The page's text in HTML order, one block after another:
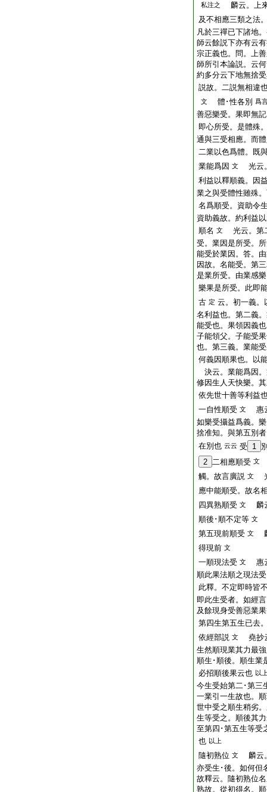
私注之
麟云。上
及不相應三類之法
凡於三禪已下諸地
師云餘説下亦有云
宗正義也。問。上
師所引本論説。云
約多分云下地無捨
説故。二説無相違
文 體･性各別 爲
善惡樂受。果即無
即心所受。是體殊
通與三受相應。而
二業以色爲體。既
業能爲因 文
光云
利益以釋順義。因
業之與受體性雖殊
名爲順受。資助令
資助義故。約利益
順名 文
光云。第
受。業因是所受。
能受於業因。答。
因故。名能受。第
是業所受。由業感
樂果是所受。此即
古 定 云。初一義。
名利益也。第二義
能受也。果領因義
子能領父。子能受
也。第三義。業能
何義因順果也。以
決云。業能爲因
修因生人天快樂。
依先世十善等利益
一自性順受 文
惠
如樂受攝益爲義。
捨准知。與第五別
在別也 云云 受 1
2 二相應順受 文
觸。故言廣説 文
應中能順受。故名
四異熟順受 文
麟
順後･順不定等 文
第五現前順受 文
得現前 文
一順現法受 文
惠
順此果法順之現法
此釋。不定即時皆
即此生受者。如經
及餘現身受善惡業
第四生第五生已去
依經部説 文
堯抄
生然順現業其力最
順生･順後。順生業
必招順後果云也 以
今生受始第二･第三
一業引一生故也。
世中受之順生稍劣
生等受之。順後其
至第四･第五生等受
也 以上
隨初熟位 文
麟云
亦受生･後。如何但
故釋云。隨初熟位
熟故。從初得名。